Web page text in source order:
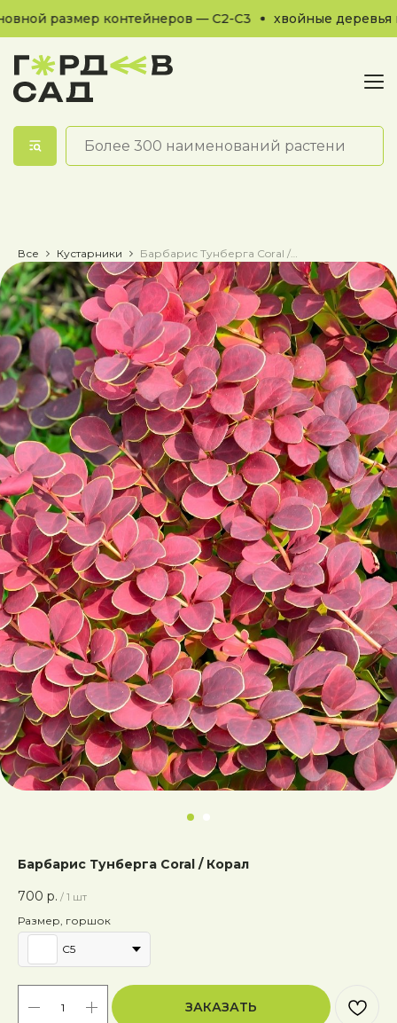
размер контейнеров — С2-С3 хвойные деревья и
Обратный звонок
Все Кустарники Барбарис Тунберга Coral / Корал
Барбарис Тунберга Coral / Корал
700 р. / 1 шт
Размер, горшок
C5
ЗАКАЗАТЬ